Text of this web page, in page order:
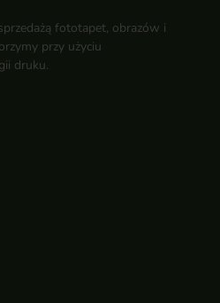
fototapet, obrazów i
przy użyciu
druku.